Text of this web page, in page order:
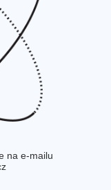
na e-mailu